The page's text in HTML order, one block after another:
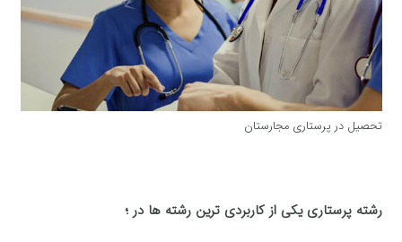
تحصیل در پرستاری مجارستان
رشته پرستاری یکی از کاربردی ترین رشته ها در ؛